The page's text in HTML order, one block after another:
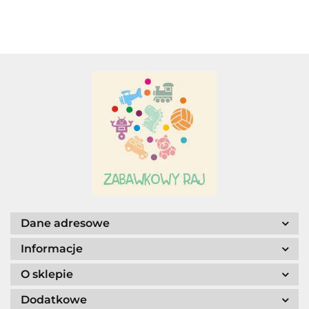
Adar
MOSTOWSKI
Dane adresowe
Informacje
O sklepie
Dodatkowe